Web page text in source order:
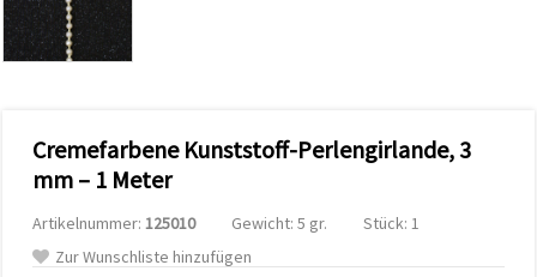
zu
analysieren
sowie
auch mit
Unterstützung
unserer
Analyse
und
Marketing.
Cremefarbene Kunststoff-Perlengirlande, 3
mm – 1 Meter
Artikelnummer: 125010 Gewicht: 5 gr.
Stück: 1
Zur Wunschliste hinzufügen